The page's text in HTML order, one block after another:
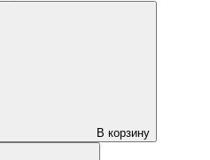
В корзину